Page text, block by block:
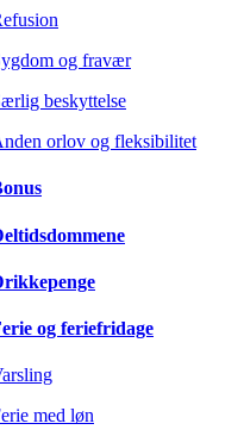
og fravær
beskyttelse
orlov og fleksibilitet
og feriefridage
med løn